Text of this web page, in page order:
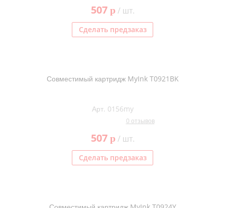
507 p/ шт.
Сделать предзаказ
Совместимый картридж MyInk T0921BK
Арт. 0156my
0 отзывов
507 p/ шт.
Сделать предзаказ